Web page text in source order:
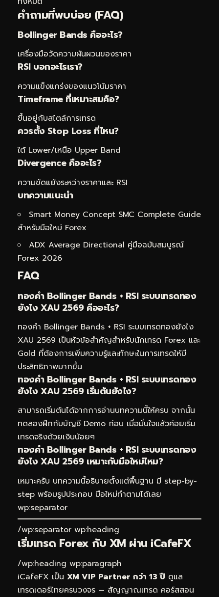
คำถามที่พบบ่อย (FAQ)
Bollinger Bands คืออะไร?
เครื่องมือวัดความผันผวนของราคา
RSI บอกอะไรเรา?
ความแข็งแกร่งของแนวโน้มราคา
Timeframe ที่เหมาะสมคือ?
ขึ้นอยู่กับสไตล์การเทรด
ควรตั้ง Stop Loss ที่ไหน?
ใต้ Lower/เหนือ Upper Band
Divergence คืออะไร?
ความขัดแย้งระหว่างราคาและ RSI
บทความแนะนำ
Smart Money Concept SMC Complete Guide
สำหรับมือใหม่ Forex
ADX Average Directional คู่มือฉบับสมบูรณ์
Forex 2026
FAQ
ทองคำ Bollinger Bands + RSI ระบบเทรดทอง
ยังไง XAU 2569 คืออะไร?
ทองคำ Bollinger Bands + RSI ระบบเทรดทองยังไง
XAU 2569 เป็นหัวข้อสำคัญสำหรับนักเทรด Forex และ
Gold ที่ต้องการเพิ่มความรู้และทักษะในการเทรดให้มี
ประสิทธิภาพมากขึ้น
ทองคำ Bollinger Bands + RSI ระบบเทรดทอง
ยังไง XAU 2569 เริ่มต้นยังไง?
สามารถเริ่มต้นได้จากการอ่านบทความนี้ให้ครบ จากนั้น
ทดลองฝึกกับบัญชี Demo ก่อน เมื่อมั่นใจแล้วค่อยเริ่ม
เทรดจริงด้วยเงินน้อยๆ
ทองคำ Bollinger Bands + RSI ระบบเทรดทอง
ยังไง XAU 2569 เหมาะกับมือใหม่ไหม?
เหมาะครับ บทความนี้อธิบายตั้งแต่พื้นฐาน มี step-by-
step พร้อมรูปประกอบ มือใหม่ทำตามได้เลย
wp:separator
/wp:separator wp:heading
เริ่มเทรด Forex กับ XM ผ่าน iCafeFX
/wp:heading wp:paragraph
iCafeFX เป็น XM VIP Partner กว่า 13 ปี ดูแล
เทรดเดอร์ไทยครบวงจร — สัญญาณเทรด คอร์สสอน